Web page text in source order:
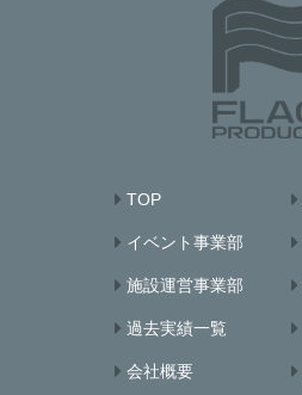
TOP
イベント事業部
施設運営事業部
過去実績一覧
会社概要